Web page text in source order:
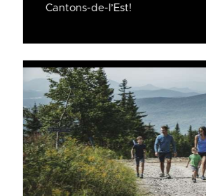
Cantons-de-l’Est!